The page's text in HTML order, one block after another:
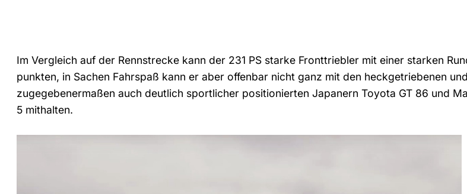
Im Vergleich auf der Rennstrecke kann der 231 PS starke Fronttriebler mit einer starken
punkten, in Sachen Fahrspaß kann er aber offenbar nicht ganz mit den heckgetriebenen und
zugegebenermaßen auch deutlich sportlicher positionierten Japanern Toyota GT 86 und
5 mithalten.